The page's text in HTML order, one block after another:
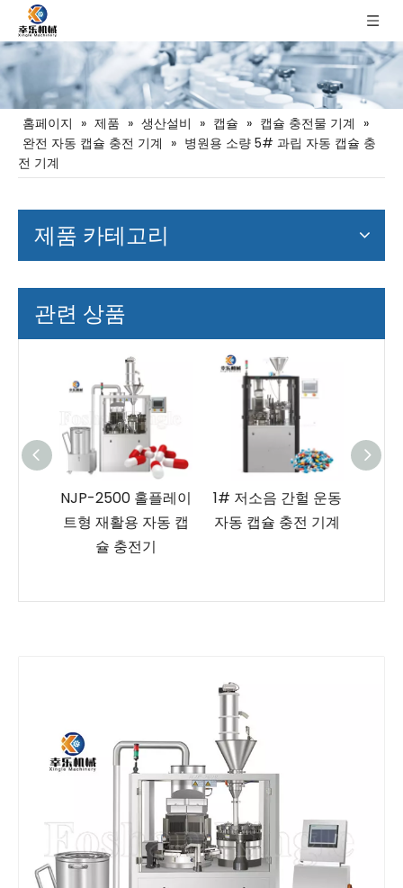
홈페이지 » 제품 » 생산설비 » 캡슐 » 캡슐 충전물 기계 »
완전 자동 캡슐 충전 기계 » 병원용 소량 5# 과립 자동 캡슐 충
전 기계
제품 카테고리
관련 상품
NJP-2500 홀플레이
트형 재활용 자동 캡
슐 충전기
1# 저소음 간헐 운동
자동 캡슐 충전 기계